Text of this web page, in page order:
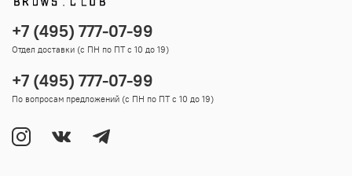
+7 (495) 777-07-99
Отдел доставки (с ПН по ПТ с 10 до 19)
+7 (495) 777-07-99
По вопросам предложений (с ПН по ПТ с 10 до 19)